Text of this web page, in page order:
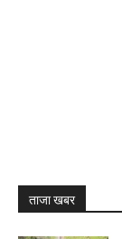
ताजा खबर